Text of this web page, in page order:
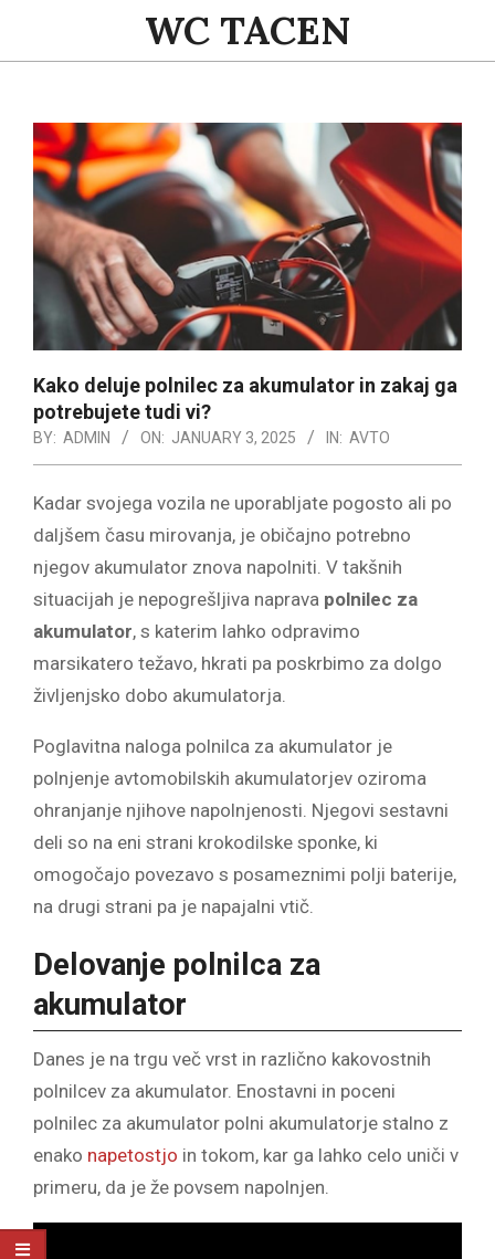
content
WC TACEN
Navigation
Menu
Kako deluje polnilec za akumulator in zakaj ga
potrebujete tudi vi?
BY: ADMIN ON: JANUARY 3, 2025 IN: AVTO
Kadar svojega vozila ne uporabljate pogosto ali po
daljšem času mirovanja, je običajno potrebno
njegov akumulator znova napolniti. V takšnih
situacijah je nepogrešljiva naprava polnilec za
akumulator, s katerim lahko odpravimo
marsikatero težavo, hkrati pa poskrbimo za dolgo
življenjsko dobo akumulatorja.
Poglavitna naloga polnilca za akumulator je
polnjenje avtomobilskih akumulatorjev oziroma
ohranjanje njihove napolnjenosti. Njegovi sestavni
deli so na eni strani krokodilske sponke, ki
omogočajo povezavo s posameznimi polji baterije,
na drugi strani pa je napajalni vtič.
Delovanje polnilca za
akumulator
Danes je na trgu več vrst in različno kakovostnih
polnilcev za akumulator. Enostavni in poceni
polnilec za akumulator polni akumulatorje stalno z
enako napetostjo in tokom, kar ga lahko celo uniči v
primeru, da je že povsem napolnjen.